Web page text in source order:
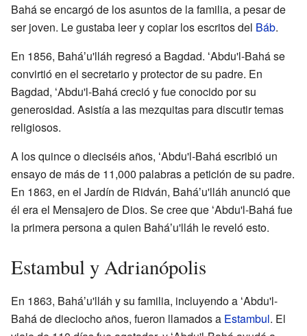
Bahá se encargó de los asuntos de la familia, a pesar de
ser joven. Le gustaba leer y copiar los escritos del Báb.
En 1856, Baháʼu'lláh regresó a Bagdad. ʻAbdu'l-Bahá se
convirtió en el secretario y protector de su padre. En
Bagdad, ʻAbdu'l-Bahá creció y fue conocido por su
generosidad. Asistía a las mezquitas para discutir temas
religiosos.
A los quince o dieciséis años, ʻAbdu'l-Bahá escribió un
ensayo de más de 11,000 palabras a petición de su padre.
En 1863, en el Jardín de Ridván, Baháʼu'lláh anunció que
él era el Mensajero de Dios. Se cree que ʻAbdu'l-Bahá fue
la primera persona a quien Baháʼu'lláh le reveló esto.
Estambul y Adrianópolis
En 1863, Baháʼu'lláh y su familia, incluyendo a ʻAbdu'l-
Bahá de dieciocho años, fueron llamados a Estambul. El